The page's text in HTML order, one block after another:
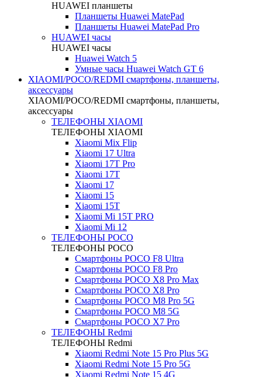
HUAWEI планшеты
Планшеты Huawei MatePad
Планшеты Huawei MatePad Pro
HUAWEI часы
HUAWEI часы
Huawei Watch 5
Умные часы Huawei Watch GT 6
XIAOMI/POCO/REDMI cмартфоны, планшеты,
аксессуары
XIAOMI/POCO/REDMI cмартфоны, планшеты,
аксессуары
ТЕЛЕФОНЫ XIAOMI
ТЕЛЕФОНЫ XIAOMI
Xiaomi Mix Flip
Xiaomi 17 Ultra
Xiaomi 17T Pro
Xiaomi 17T
Xiaomi 17
Xiaomi 15
Xiaomi 15T
Xiaomi Mi 15T PRO
Xiaomi Mi 12
ТЕЛЕФОНЫ POCO
ТЕЛЕФОНЫ POCO
Смартфоны POCO F8 Ultra
Смартфоны POCO F8 Pro
Смартфоны POCO X8 Pro Max
Смартфоны POCO X8 Pro
Смартфоны POCO M8 Pro 5G
Смартфоны POCO M8 5G
Смартфоны POCO X7 Pro
ТЕЛЕФОНЫ Redmi
ТЕЛЕФОНЫ Redmi
Xiaomi Redmi Note 15 Pro Plus 5G
Xiaomi Redmi Note 15 Pro 5G
Xiaomi Redmi Note 15 4G